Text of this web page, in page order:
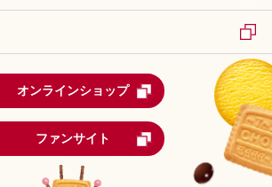
オンラインショップ
ファンサイト